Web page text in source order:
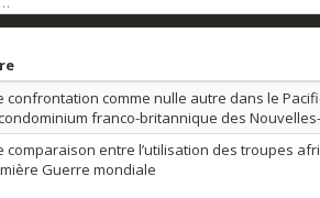
date en ordre décroissant
confrontation comme nulle autre dans le
franco-britannique des
comparaison entre l’utilisation des troupes
Guerre mondiale